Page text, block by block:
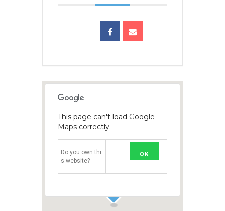
This page can't load Google
Maps correctly.
Do you own thi
s website?
OK